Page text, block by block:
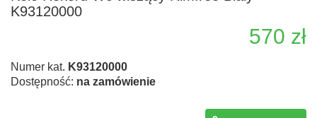
K93120000
570 zł
Numer kat. K93120000
Dostępność: na zamówienie